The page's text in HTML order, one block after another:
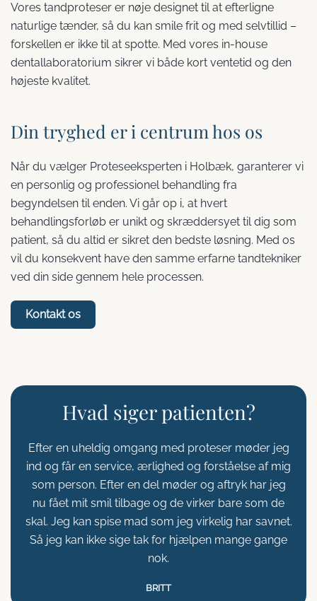
Vores tandproteser er nøje designet til at efterligne
naturlige tænder, så du kan smile frit og med selvtillid –
forskellen er ikke til at spotte. Med vores in-house
dentallaboratorium sikrer vi både kort ventetid og den
højeste kvalitet.
Din tryghed er i centrum hos os
Når du vælger Proteseeksperten i Holbæk, garanterer vi
en personlig og professionel behandling fra
begyndelsen til enden. Vi går op i, at hvert
behandlingsforløb er unikt og skræddersyet til dig som
patient, så du altid er sikret den bedste løsning. Med os
vil du konsekvent have den samme erfarne tandtekniker
ved din side gennem hele processen.
Kontakt os
Hvad siger patienten?
Efter en uheldig omgang med proteser møder jeg
ind og får en service, ærlighed og forståelse af mig
som person. Efter en del møder og aftryk har jeg
nu fået mit smil tilbage og de virker bare som de
skal. Jeg kan spise mad som jeg virkelig har savnet.
Så jeg kan ikke sige tak for hjælpen mange gange
nok.
BRITT